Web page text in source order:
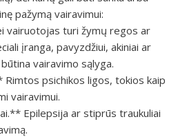
pažymą vairavimui:
vairuotojas turi žymų regos ar
įranga, pavyzdžiui, akiniai ar
vairavimo sąlyga.
psichikos ligos, tokios kaip
vairavimui.
Epilepsija ar stiprūs traukuliai